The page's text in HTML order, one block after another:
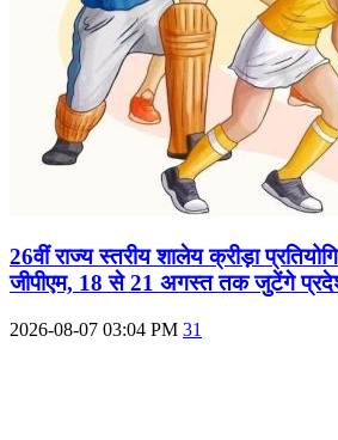
26वीं राज्य स्तरीय शालेय क्रीड़ा
जीपीएम, 18 से 21 अगस्त तक जुटेंगे
2026-08-07 03:04 PM 31